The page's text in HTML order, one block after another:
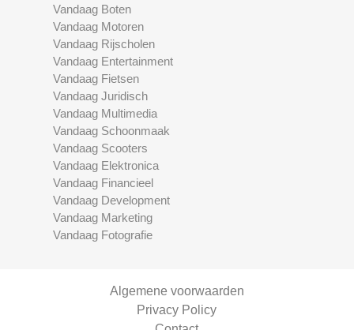
Vandaag Boten
Vandaag Motoren
Vandaag Rijscholen
Vandaag Entertainment
Vandaag Fietsen
Vandaag Juridisch
Vandaag Multimedia
Vandaag Schoonmaak
Vandaag Scooters
Vandaag Elektronica
Vandaag Financieel
Vandaag Development
Vandaag Marketing
Vandaag Fotografie
Algemene voorwaarden
Privacy Policy